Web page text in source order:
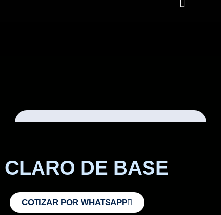
CLARO DE BASE
COTIZAR POR WHATSAPP